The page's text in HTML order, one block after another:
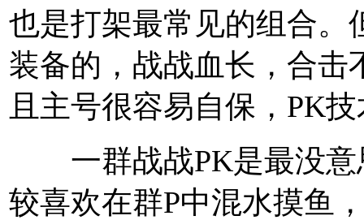
也是打架最常见的组合。
装备的，战战血长，合击
且主号很容易自保，PK
一群战战PK是最没意
较喜欢在群P中混水摸鱼